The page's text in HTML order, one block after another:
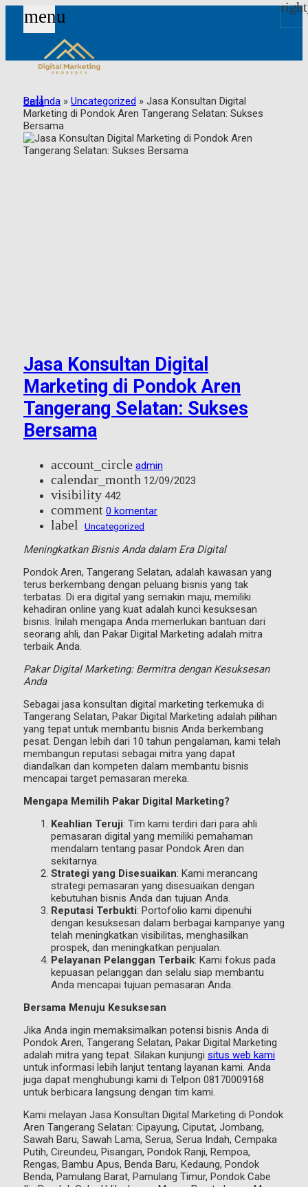
menu
call
Beranda » Uncategorized » Jasa Konsultan Digital
Marketing di Pondok Aren Tangerang Selatan: Sukses
Bersama
Jasa Konsultan Digital
Marketing di Pondok Aren
Tangerang Selatan: Sukses
Bersama
account_circle admin
calendar_month 12/09/2023
visibility 442
comment 0 komentar
label Uncategorized
Meningkatkan Bisnis Anda dalam Era Digital
Pondok Aren, Tangerang Selatan, adalah kawasan yang
terus berkembang dengan peluang bisnis yang tak
terbatas. Di era digital yang semakin maju, memiliki
kehadiran online yang kuat adalah kunci kesuksesan
bisnis. Inilah mengapa Anda memerlukan bantuan dari
seorang ahli, dan Pakar Digital Marketing adalah mitra
terbaik Anda.
Pakar Digital Marketing: Bermitra dengan Kesuksesan
Anda
Sebagai jasa konsultan digital marketing terkemuka di
Tangerang Selatan, Pakar Digital Marketing adalah pilihan
yang tepat untuk membantu bisnis Anda berkembang
pesat. Dengan lebih dari 10 tahun pengalaman, kami telah
membangun reputasi sebagai mitra yang dapat
diandalkan dan kompeten dalam membantu bisnis
mencapai target pemasaran mereka.
Mengapa Memilih Pakar Digital Marketing?
Keahlian Teruji: Tim kami terdiri dari para ahli
pemasaran digital yang memiliki pemahaman
mendalam tentang pasar Pondok Aren dan
sekitarnya.
Strategi yang Disesuaikan: Kami merancang
strategi pemasaran yang disesuaikan dengan
kebutuhan bisnis Anda dan tujuan Anda.
Reputasi Terbukti: Portofolio kami dipenuhi
dengan kesuksesan dalam berbagai kampanye yang
telah meningkatkan visibilitas, menghasilkan
prospek, dan meningkatkan penjualan.
Pelayanan Pelanggan Terbaik: Kami fokus pada
kepuasan pelanggan dan selalu siap membantu
Anda mencapai tujuan pemasaran Anda.
Bersama Menuju Kesuksesan
Jika Anda ingin memaksimalkan potensi bisnis Anda di
Pondok Aren, Tangerang Selatan, Pakar Digital Marketing
adalah mitra yang tepat. Silakan kunjungi situs web kami
untuk informasi lebih lanjut tentang layanan kami. Anda
juga dapat menghubungi kami di Telpon 08170009168
untuk berbicara langsung dengan tim kami.
Kami melayan Jasa Konsultan Digital Marketing di Pondok
Aren Tangerang Selatan: Cipayung, Ciputat, Jombang,
Sawah Baru, Sawah Lama, Serua, Serua Indah, Cempaka
Putih, Cireundeu, Pisangan, Pondok Ranji, Rempoa,
Rengas, Bambu Apus, Benda Baru, Kedaung, Pondok
Benda, Pamulang Barat, Pamulang Timur, Pondok Cabe